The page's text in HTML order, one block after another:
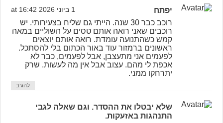
יפתח 1 ביוני 2026 at 16:42
רוכב כבר 30 שנה. הייתי גם שליח בצעירותי. יש
רוכבים שאני רואה אותם טסים על השוליים במאה
קמש כשהתנועה עומדת. רואה אותם יוצאים
ראשונים ברמזור עוד באור הכתום בלי להסתכל.
לפעמים אני מתעצבן, אבל לפעמים, כבר לא
אכפת לי מהם. עצוב אבל אין מה לעשות. שרק
יתרחקו ממני.
להגיב
שלא יבטלו את ההסדר. וגם שאלה לגבי
התנהגות באזעקות.